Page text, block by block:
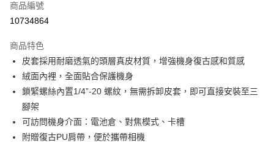
信用卡分期付款
合作金庫商業銀行
華南商業銀行
彰化商業銀行
上海商業儲蓄銀行
國泰世華商業銀行
兆豐國際商業銀行
臺灣中小企業銀行
匯豐（台灣）商業銀行
華泰商業銀行
聯邦商業銀行
遠東國際商業銀行
元大商業銀行
6 期 0 利率 每期
華南商業銀行
上海商業儲蓄銀行
台北富邦商業銀行
國泰世華商業銀行
臺灣中小企業銀行
台中商業銀行
匯豐（台灣）商業銀行
12 期 0 利率 每期 NT$112 21家銀行
合作金庫商業銀行
第一商業銀行
上海商業儲蓄銀行
國泰世華商業銀行
兆豐國際商業銀行
臺灣中小企業銀行
超商取貨付款
LINE Pay
Apple Pay
商品編號
10734864
商品特色
皮套採用耐磨透氣的頭層真皮材質，增強機身復古感和質感
絨面內裡，全面貼合保護機身
鎖緊螺絲內置1/4”-20 螺紋，無需拆卸皮套，即可直接安裝至三
腳架
可訪問機身介面：電池倉、對焦模式、卡槽
附贈復古PU肩帶，便於攜帶相機